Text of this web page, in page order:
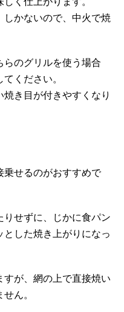
しかないので、中火で焼
らのグリルを使う場合
ください。
き目が付きやすくなり
乗せるのがおすすめで
りせずに、じかに食パン
した焼き上がりになっ
すが、網の上で直接焼い
ん。